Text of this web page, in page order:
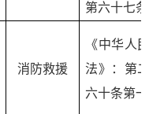
第六十七条
消防救援
《中华人
法》：第
六十条第